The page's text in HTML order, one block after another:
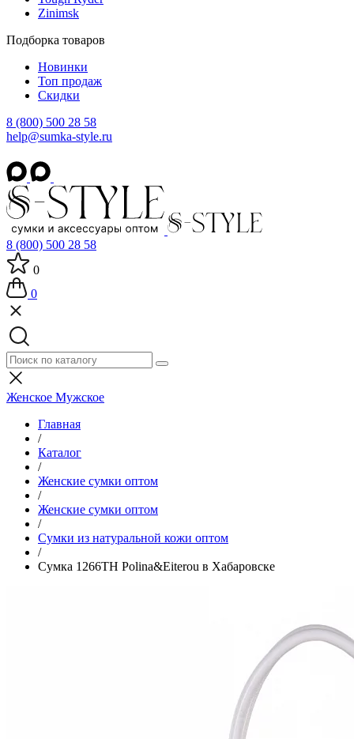
Zinimsk
Подборка товаров
Новинки
Топ продаж
Скидки
8 (800) 500 28 58
help@sumka-style.ru
8 (800) 500 28 58
0
0
Женское Мужское
Главная
/
Каталог
/
Женские сумки оптом
/
Женские сумки оптом
/
Cумки из натуральной кожи оптом
/
Сумка 1266TH Polina&Eiterou в Хабаровске